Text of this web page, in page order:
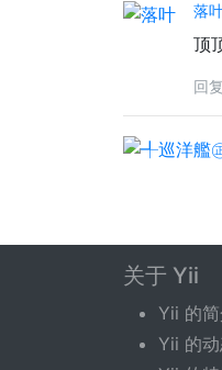
落
顶
回复
回复话题
您需要
关于 Yii
Yii 的
Yii 的